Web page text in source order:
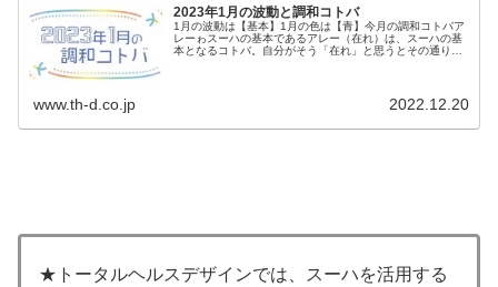
2023年1月の波動と調和コトバ
1月の波動は【基本】1月の色は【青】今月の調和コトバア
レーゎスーハの基本であるアレー（在れ）は、スーハの基
本となるコトバ。自分がそう「在れ」と思うとその通りに
www.th-d.co.jp 2022.12.20
★トータルヘルスデザインでは、スーハを活用する